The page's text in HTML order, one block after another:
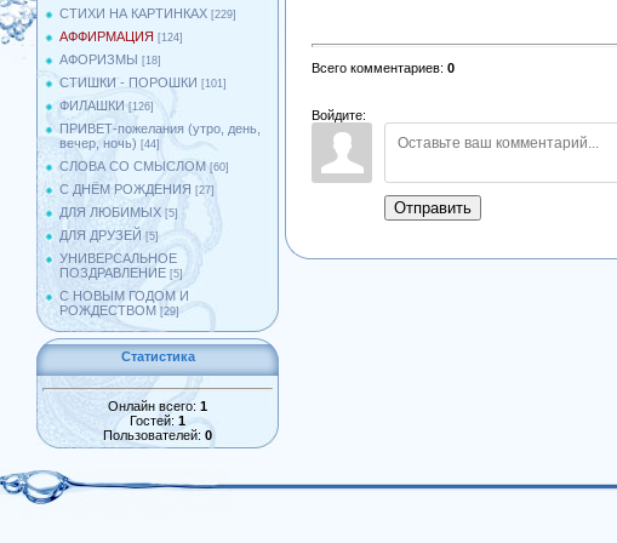
СТИХИ НА КАРТИНКАХ [229]
АФФИРМАЦИЯ [124]
АФОРИЗМЫ [18]
СТИШКИ - ПОРОШКИ [101]
ФИЛАШКИ [126]
ПРИВЕТ-пожелания (утро, день,
вечер, ночь) [44]
СЛОВА СО СМЫСЛОМ [60]
С ДНЁМ РОЖДЕНИЯ [27]
ДЛЯ ЛЮБИМЫХ [5]
ДЛЯ ДРУЗЕЙ [5]
УНИВЕРСАЛЬНОЕ
ПОЗДРАВЛЕНИЕ [5]
С НОВЫМ ГОДОМ И
РОЖДЕСТВОМ [29]
Статистика
Онлайн всего: 1
Гостей: 1
Пользователей: 0
Всего комментариев: 0
Войдите:
Отправить